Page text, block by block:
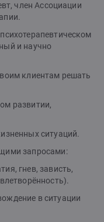
член Ассоциации
и научно
клиентам решать
развитии,
ситуаций.
запросами:
гнев, зависть,
в ситуации